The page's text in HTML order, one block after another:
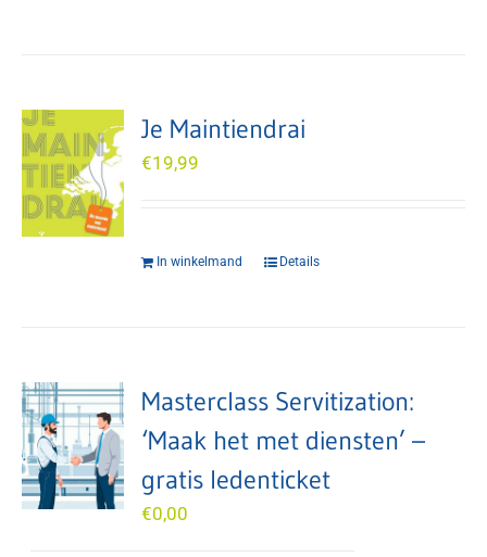
Je Maintiendrai
€19,99
In winkelmand Details
Masterclass Servitization:
‘Maak het met diensten’ –
gratis ledenticket
€0,00